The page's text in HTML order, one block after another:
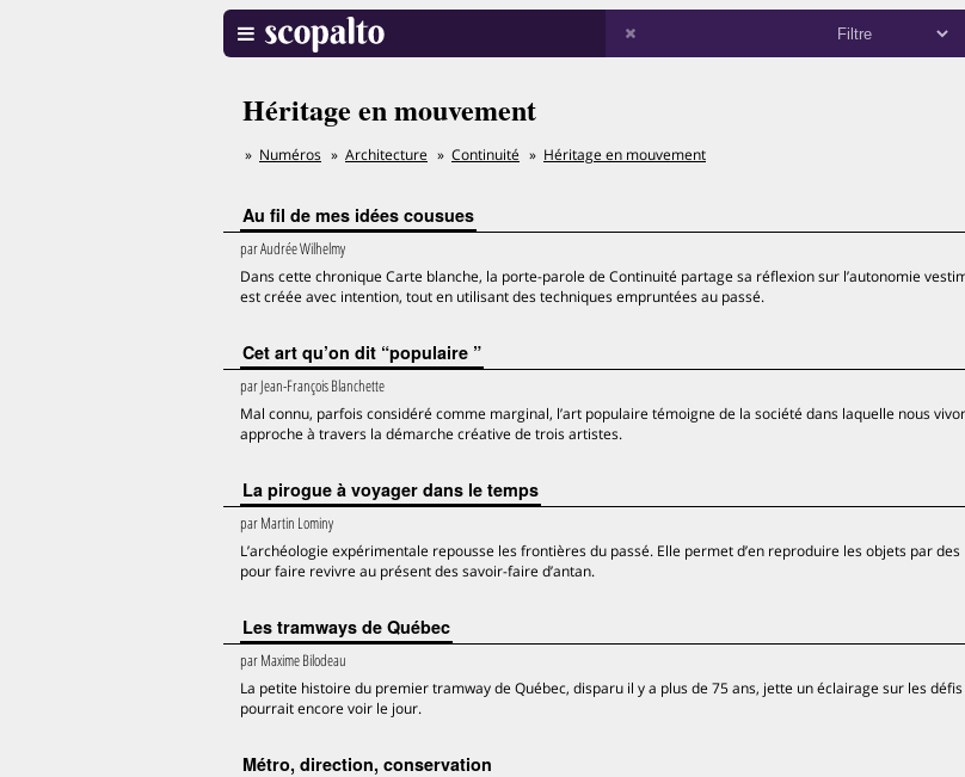
Héritage en mouvement
Numéros Architecture Continuité Héritage en mouvement
Au fil de mes idées cousues
parAudrée Wilhelmy
Dans cette chronique Carte blanche, la porte-parole de Continuité partage sa réflexion sur l’autonomie
est créée avec intention, tout en utilisant des techniques empruntées au passé.
Cet art qu’on dit “populaire ”
parJean-François Blanchette
Mal connu, parfois considéré comme marginal, l’art populaire témoigne de la société dans laquelle nous
approche à travers la démarche créative de trois artistes.
La pirogue à voyager dans le temps
parMartin Lominy
L’archéologie expérimentale repousse les frontières du passé. Elle permet d’en reproduire les objets par
pour faire revivre au présent des savoir-faire d’antan.
Les tramways de Québec
parMaxime Bilodeau
La petite histoire du premier tramway de Québec, disparu il y a plus de 75 ans, jette un éclairage sur les
pourrait encore voir le jour.
Métro, direction, conservation